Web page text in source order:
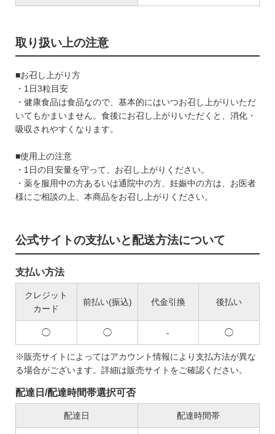
取り扱い上の注意
■お召し上がり方
・1日3粒目安
・健康食品は食品なので、基本的にはいつお召し上がりいただ
いてもかまいません。食後にお召し上がりいただくと、消化・
吸収されやすくなります。
■使用上の注意
・1日の目安量を守って、お召し上がりください。
・薬を服用中の方あるいは通院中の方、妊娠中の方は、お医者
様にご相談の上、本商品をお召し上がりください。
公式サイトの支払いと配送方法について
支払い方法
クレジット
カード
前払い(振込) 代金引換 後払い
◯ ◯ - ◯
※販売サイトによってはアカウント情報により支払方法が異な
る場合がございます。詳細は販売サイトをご確認ください。
配達日/配達時間帯選択可否
配達日 配達時間帯